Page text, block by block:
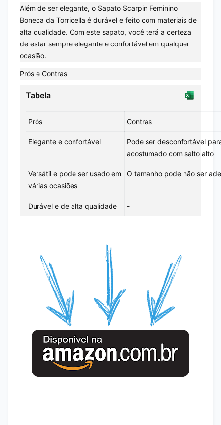
Além de ser elegante, o Sapato Scarpin Feminino
Boneca da Torricella é durável e feito com materiais de
alta qualidade. Com este sapato, você terá a certeza
de estar sempre elegante e confortável em qualquer
ocasião.
Prós e Contras
Tabela
Prós Contras
Elegante e confortável
Pode ser desconfortável
acostumado com salto alto
Versátil e pode ser usado em
várias ocasiões
O tamanho pode não ser
Durável e de alta qualidade -